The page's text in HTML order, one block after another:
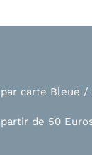
carte Bleue /
de 50